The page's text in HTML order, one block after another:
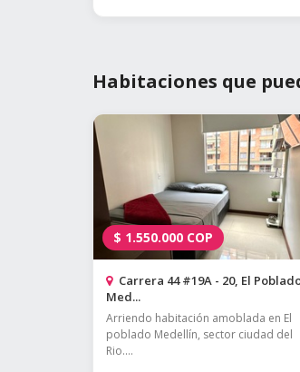
Habitaciones que
$ 1.550.000 COP
Carrera 44 #19A - 20, El
Med...
Arriendo habitación amoblada en El
poblado Medellín, sector ciudad del
Rio....